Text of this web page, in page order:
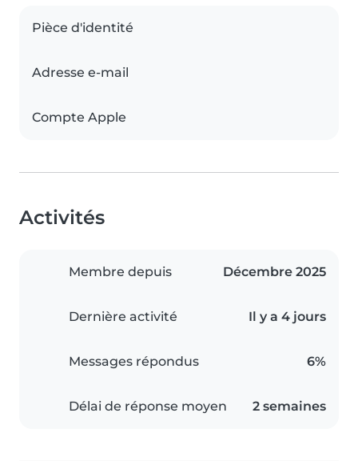
Pièce d'identité
Adresse e-mail
Compte Apple
Activités
Membre depuis Décembre 2025
Dernière activité Il y a 4 jours
Messages répondus 6%
Délai de réponse moyen 2 semaines